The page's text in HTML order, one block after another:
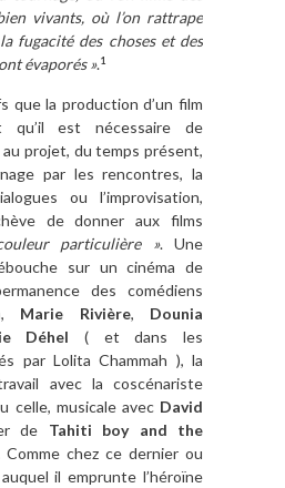
vivants, où l’on rattrape
fugacité des choses et des
évaporés ».1
que la production d’un film
qu’il est nécessaire de
projet, du temps présent,
par les rencontres, la
ou l’improvisation,
de donner aux films
particulière ». Une
sur un cinéma de
des comédiens
, Marie Rivière, Dounia
Déhel ( et dans les
par Lolita Chammah ), la
avec la coscénariste
celle, musicale avec David
de Tahiti boy and the
chez ce dernier ou
il emprunte l’héroïne